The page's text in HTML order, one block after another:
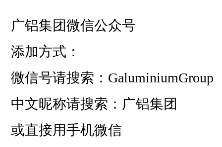
广铝集团微信公众号
添加方式：
微信号请搜索：GaluminiumGroup
中文昵称请搜索：广铝集团
或直接用手机微信